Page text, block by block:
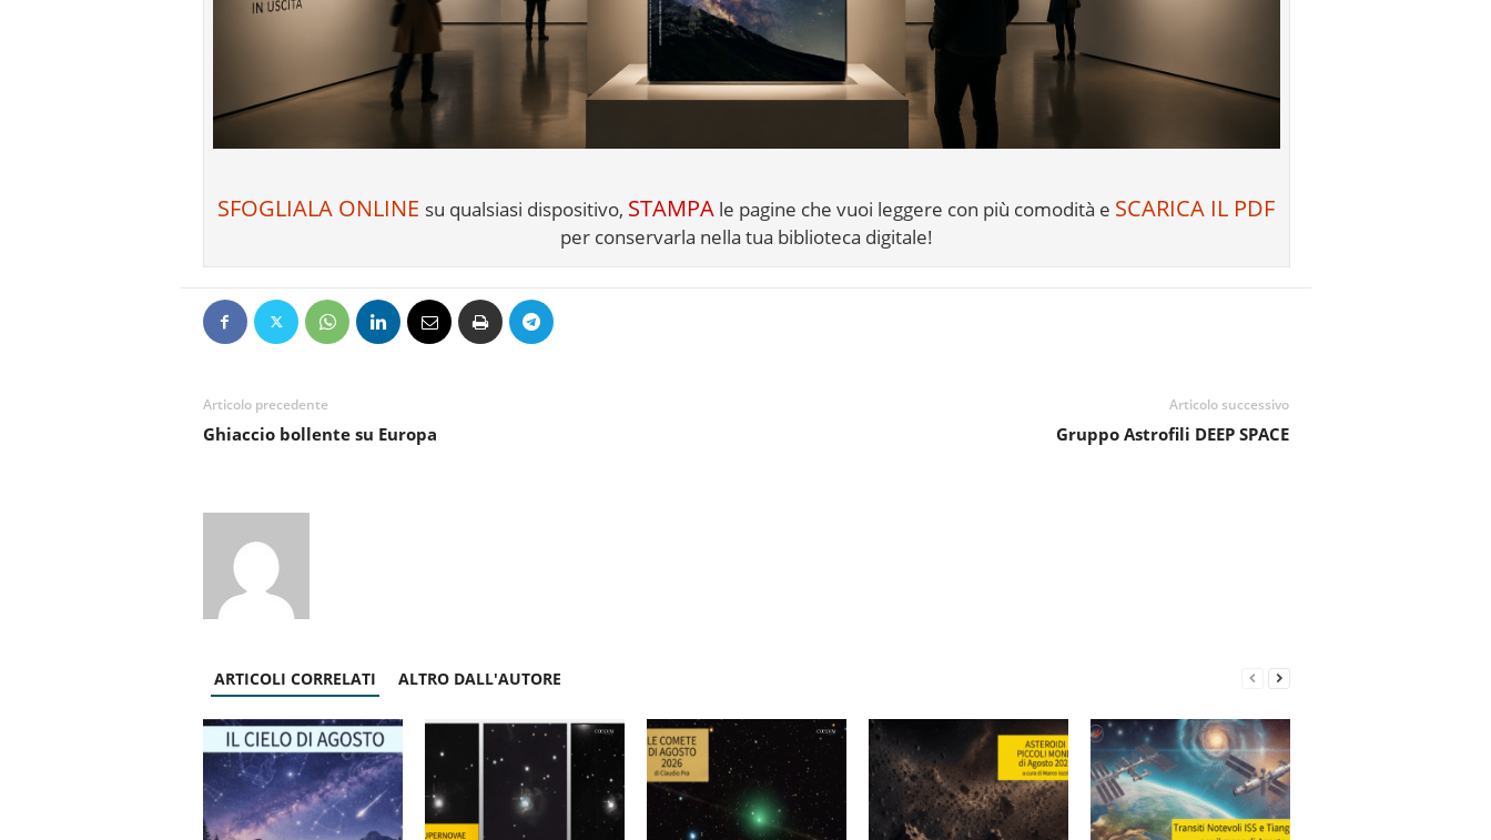
SFOGLIALA ONLINE su qualsiasi dispositivo, STAMPA le pagine che vuoi leggere con più comodità e SCARICA IL PDF
per conservarla nella tua biblioteca digitale!
Articolo precedente
Ghiaccio bollente su Europa
Articolo successivo
Gruppo Astrofili DEEP SPACE
ARTICOLI CORRELATI ALTRO DALL'AUTORE